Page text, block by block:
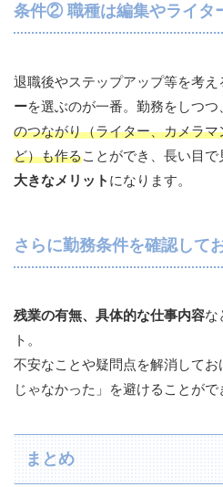
条件② 職種は編集やライタ
退職後やステップアップ等を考え
ーを選ぶのが一番。勤務をしつつ
のつながり（ライター、カメラ
ど）も作ることができ、長い目で
大きなメリット になります。
さらに勤務条件を確認して
残業の有無、具体的な仕事内容な
ト。
不安なことや疑問点を解消して
じゃなかった」を避けることがで
まとめ